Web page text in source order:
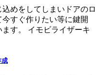
めをしてしまいドアのロ
すぐ作りたい等に鍵開
す。 イモビライザーキ
成